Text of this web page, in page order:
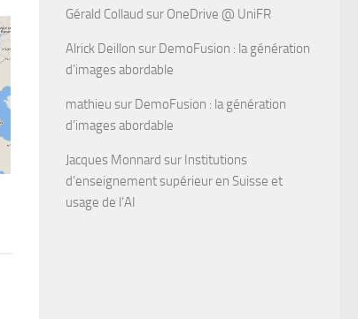
Gérald Collaud sur OneDrive @ UniFR
Alrick Deillon sur DemoFusion : la génération
d’images abordable
mathieu sur DemoFusion : la génération
d’images abordable
Jacques Monnard sur Institutions
d’enseignement supérieur en Suisse et
usage de l’AI